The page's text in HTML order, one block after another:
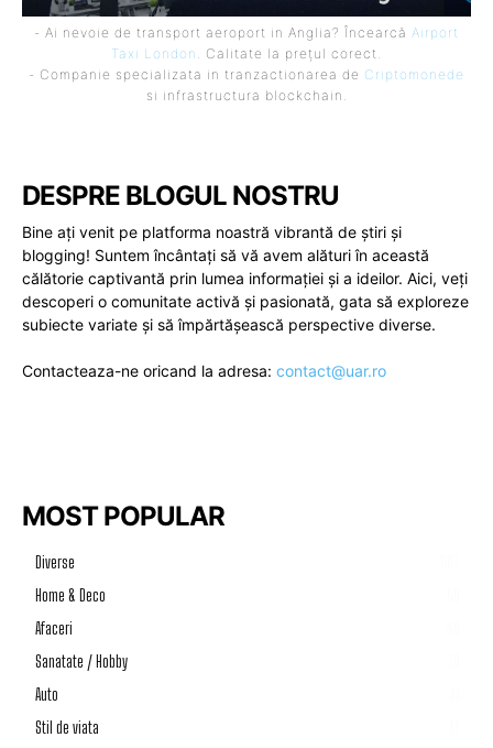
- Ai nevoie de transport aeroport in Anglia? Încearcă Airport
Taxi London
. Calitate la prețul corect.
- Companie specializata in tranzactionarea de Criptomonede
si infrastructura blockchain.
DESPRE BLOGUL NOSTRU
Bine ați venit pe platforma noastră vibrantă de știri și
blogging! Suntem încântați să vă avem alături în această
călătorie captivantă prin lumea informației și a ideilor. Aici, veți
descoperi o comunitate activă și pasionată, gata să exploreze
subiecte variate și să împărtășească perspective diverse.
Contacteaza-ne oricand la adresa: contact@uar.ro
MOST POPULAR
Diverse
Home & Deco
Afaceri
Sanatate / Hobby
Auto
Stil de viata